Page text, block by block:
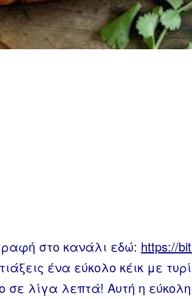
στο κανάλι εδώ: https://
ένα εύκολο κέικ με
σε λίγα λεπτά! Αυτή η